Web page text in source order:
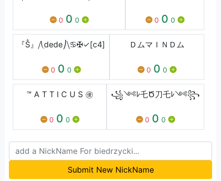
0 0 0 0 0 0
『Ṧ』⧸⎝dede⎠⧹♋✠✓[c4]
0 0 0
ＤムマＩＮＤム
0 0 0
™ A T T I C U S ㊝
0 0 0
꧁༺ﾚ乇Ծ刀乇ﾚ༺꧂
0 0 0
Submit New NickName